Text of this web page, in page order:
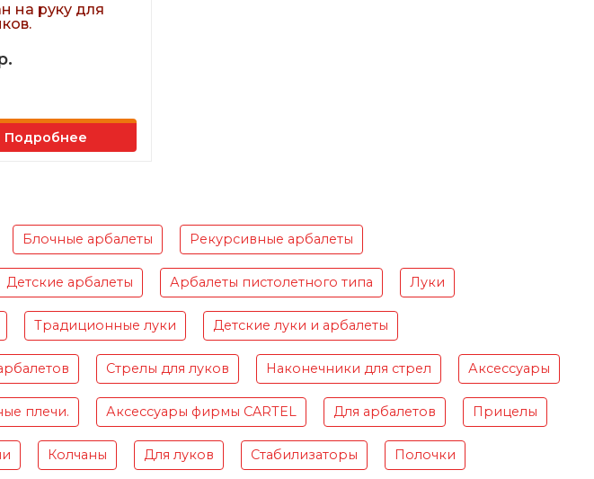
на руку для
Подробнее
Блочные арбалеты Рекурсивные арбалеты
Детские арбалеты Арбалеты пистолетного типа Луки
Традиционные луки Детские луки и арбалеты
Стрелы для луков Наконечники для стрел Аксессуары
плечи. Аксессуары фирмы CARTEL Для арбалетов Прицелы
Колчаны Для луков Стабилизаторы Полочки